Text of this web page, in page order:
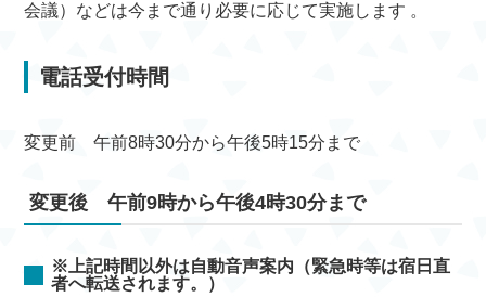
会議）などは今まで通り必要に応じて実施します 。
電話受付時間
変更前 午前8時30分から午後5時15分まで
変更後 午前9時から午後4時30分まで
※上記時間以外は自動音声案内（緊急時等は宿日直
者へ転送されます。）